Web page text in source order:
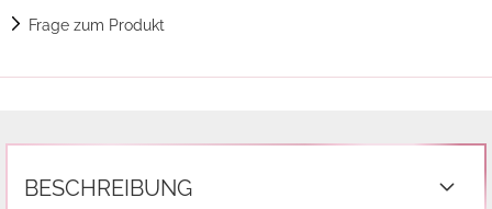
Frage zum Produkt
BESCHREIBUNG